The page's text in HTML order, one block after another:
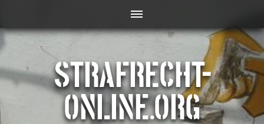
STRAFRECHT-
ONLINE.ORG